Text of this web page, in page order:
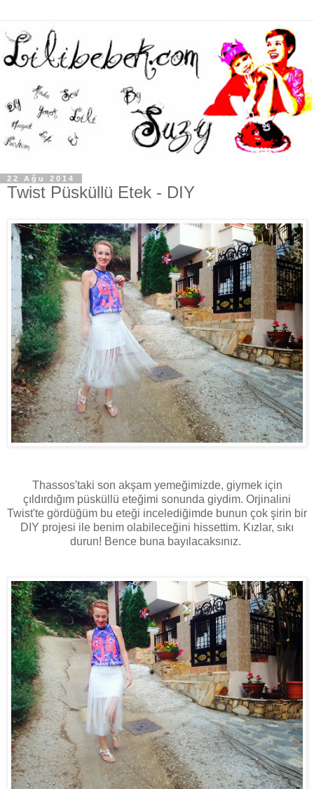
22 Ağu 2014
Twist Püsküllü Etek - DIY
Thassos'taki son akşam yemeğimizde, giymek için
çıldırdığım püsküllü eteğimi sonunda giydim. Orjinalini
Twist'te gördüğüm bu eteği incelediğimde bunun çok şirin bir
DIY projesi ile benim olabileceğini hissettim. Kızlar, sıkı
durun! Bence buna bayılacaksınız.